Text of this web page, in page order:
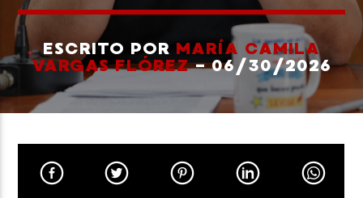
TÍTULO
ARTISTA
Neiva Estereo
ESCRITO POR MARÍA CAMILA
VARGAS FLÓREZ- 06/30/2026